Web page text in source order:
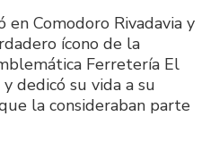
en Comodoro Rivadavia y
ícono de la
Ferretería El
dedicó su vida a su
la consideraban parte